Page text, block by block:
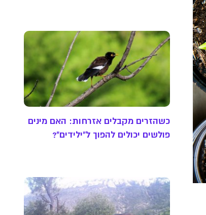
כשהזרים מקבלים אזרחות: האם מינים
פולשים יכולים להפוך ל"ילידים"?